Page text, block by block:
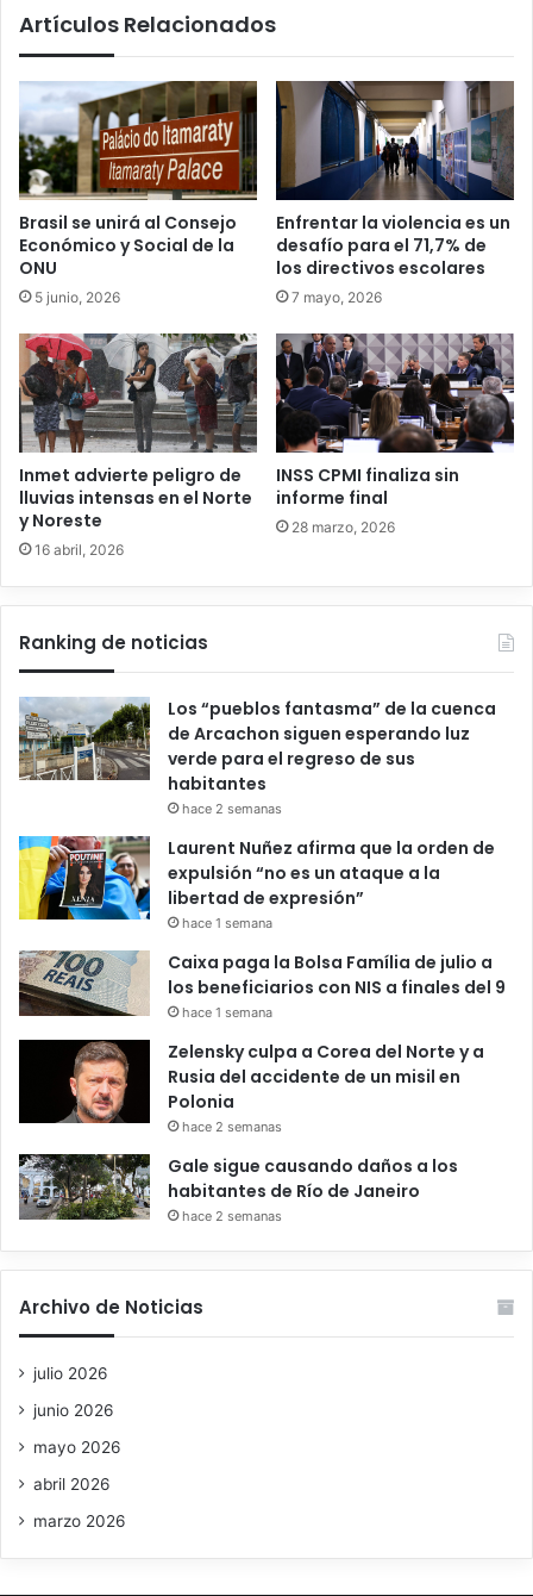
Artículos Relacionados
Brasil se unirá al Consejo
Económico y Social de la
ONU
5 junio, 2026
Enfrentar la violencia es un
desafío para el 71,7% de
los directivos escolares
7 mayo, 2026
Inmet advierte peligro de
lluvias intensas en el Norte
y Noreste
16 abril, 2026
INSS CPMI finaliza sin
informe final
28 marzo, 2026
Ranking de noticias
Los “pueblos fantasma” de la cuenca
de Arcachon siguen esperando luz
verde para el regreso de sus
habitantes
hace 2 semanas
Laurent Nuñez afirma que la orden de
expulsión “no es un ataque a la
libertad de expresión”
hace 1 semana
Caixa paga la Bolsa Família de julio a
los beneficiarios con NIS a finales del 9
hace 1 semana
Zelensky culpa a Corea del Norte y a
Rusia del accidente de un misil en
Polonia
hace 2 semanas
Gale sigue causando daños a los
habitantes de Río de Janeiro
hace 2 semanas
Archivo de Noticias
julio 2026
junio 2026
mayo 2026
abril 2026
marzo 2026